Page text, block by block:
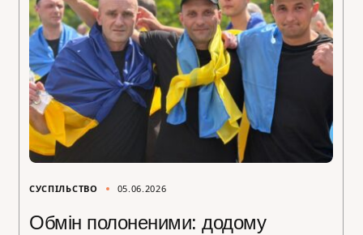
СУСПІЛЬСТВО 05.06.2026
Обмін полоненими: додому